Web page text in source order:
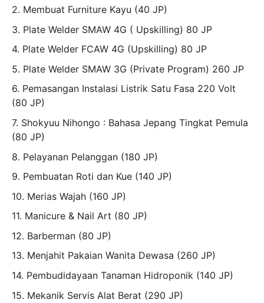
2. Membuat Furniture Kayu (40 JP)
3. Plate Welder SMAW 4G ( Upskilling) 80 JP
4. Plate Welder FCAW 4G (Upskilling) 80 JP
5. Plate Welder SMAW 3G (Private Program) 260 JP
6. Pemasangan Instalasi Listrik Satu Fasa 220 Volt
(80 JP)
7. Shokyuu Nihongo : Bahasa Jepang Tingkat Pemula
(80 JP)
8. Pelayanan Pelanggan (180 JP)
9. Pembuatan Roti dan Kue (140 JP)
10. Merias Wajah (160 JP)
11. Manicure & Nail Art (80 JP)
12. Barberman (80 JP)
13. Menjahit Pakaian Wanita Dewasa (260 JP)
14. Pembudidayaan Tanaman Hidroponik (140 JP)
15. Mekanik Servis Alat Berat (290 JP)